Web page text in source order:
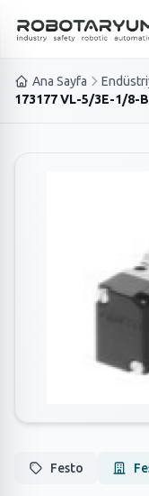
Ana içeriğe geç
Ana Sayfa
173177 VL-5/3E-1/8-
Festo